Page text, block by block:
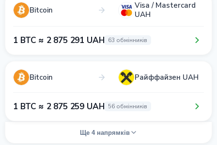
Bitcoin
Visa / Mastercard
UAH
1 BTC ≈ 2 875 291 UAH 63 обмінників
Bitcoin Райффайзен UAH
1 BTC ≈ 2 875 259 UAH 56 обмінників
Ще 4 напрямків